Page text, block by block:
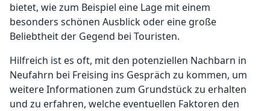
bietet, wie zum Beispiel eine Lage mit einem
besonders schönen Ausblick oder eine große
Beliebtheit der Gegend bei Touristen.
Hilfreich ist es oft, mit den potenziellen Nachbarn in
Neufahrn bei Freising ins Gespräch zu kommen, um
weitere Informationen zum Grundstück zu erhalten
und zu erfahren, welche eventuellen Faktoren den